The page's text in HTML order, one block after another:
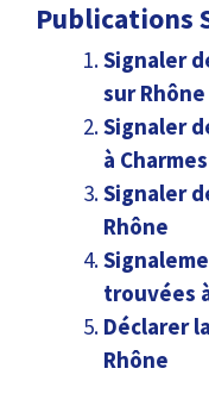
Publications
Signaler
sur Rhône
Signaler
à
Signaler
Rhône
trouvées
Déclarer
Rhône